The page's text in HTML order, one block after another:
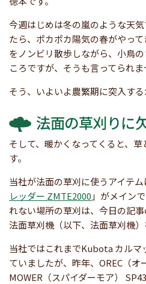
今週はじめは冬の嵐のような天
たら、ポカポカ陽気の春がやっ
をノンビリ散歩しながら、小鳥
ころですが、そうも言ってられま
そう、いよいよ農繁期に突入する
法面の草刈りに
そして、暖かくなってくると、
す。
当社が法面の草刈に使うアイテ
レッダー ZMTE2000 」がメイン
れない場所の草刈は、今日の記
法面草刈機（以下、法面草刈機）
当社ではこれまでKubota カルマ
ていましたが、昨年、OREC（オ
MOWER（スパイダーモア）